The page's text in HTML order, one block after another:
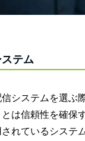
テム
システムを選ぶ
は信頼性を確保
れているシステ